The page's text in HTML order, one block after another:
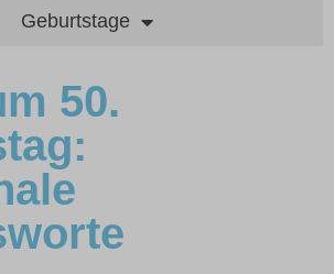
Geburtstage
50.